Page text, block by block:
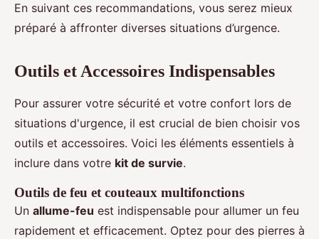
En suivant ces recommandations, vous serez mieux
préparé à affronter diverses situations d’urgence.
Outils et Accessoires Indispensables
Pour assurer votre sécurité et votre confort lors de
situations d'urgence, il est crucial de bien choisir vos
outils et accessoires. Voici les éléments essentiels à
inclure dans votre kit de survie.
Outils de feu et couteaux multifonctions
Un allume-feu est indispensable pour allumer un feu
rapidement et efficacement. Optez pour des pierres à